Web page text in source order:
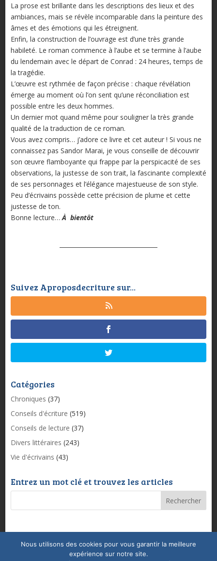
La prose est brillante dans les descriptions des lieux et des
ambiances, mais se révèle incomparable dans la peinture des
âmes et des émotions qui les étreignent.
Enfin, la construction de l’ouvrage est d’une très grande
habileté. Le roman commence à l’aube et se termine à l’aube
du lendemain avec le départ de Conrad : 24 heures, temps de
la tragédie.
L’œuvre est rythmée de façon précise : chaque révélation
émerge au moment où l’on sent qu’une réconciliation est
possible entre les deux hommes.
Un dernier mot quand même pour souligner la très grande
qualité de la traduction de ce roman.
Vous avez compris… j’adore ce livre et cet auteur ! Si vous ne
connaissez pas Sandor Marai, je vous conseille de découvrir
son œuvre flamboyante qui frappe par la perspicacité de ses
observations, la justesse de son trait, la fascinante complexité
de ses personnages et l’élégance majestueuse de son style.
Peu d’écrivains possède cette précision de plume et cette
justesse de ton.
Bonne lecture…À bientôt
Suivez Aproposdecriture sur...
Catégories
Chroniques (37)
Conseils d'écriture (519)
Conseils de lecture (37)
Divers littéraires (243)
Vie d'écrivains (43)
Entrez un mot clé et trouvez les articles
Mentions légales & Politique de confidentialité
Nous utilisons des cookies pour vous garantir la meilleure
expérience sur notre site.